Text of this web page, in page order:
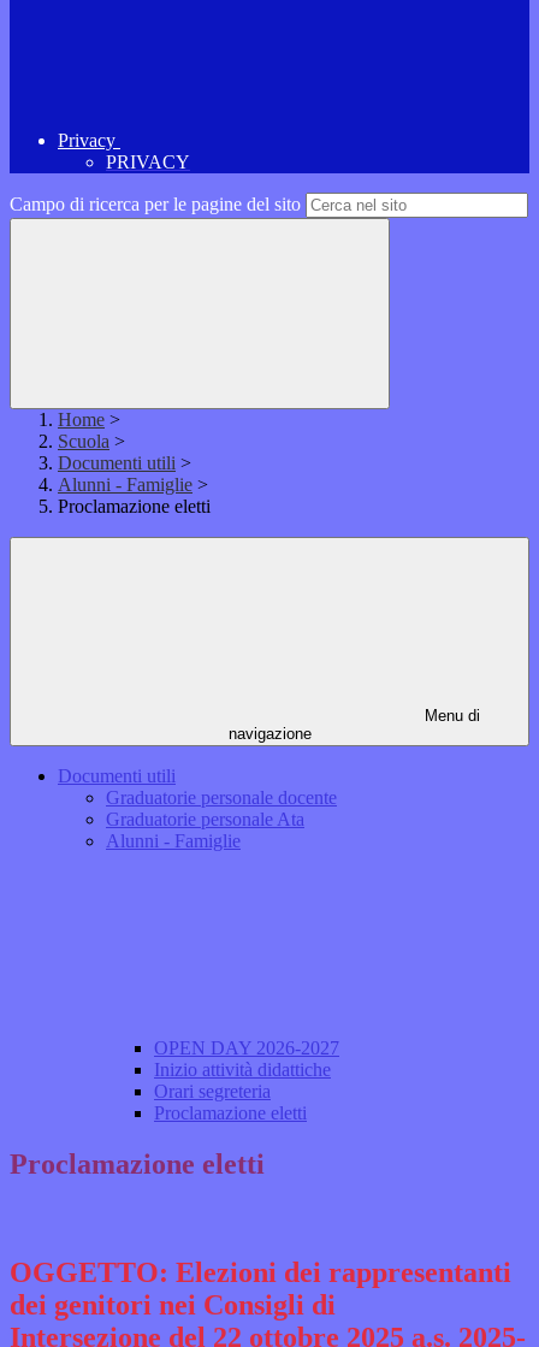
Privacy
PRIVACY
Campo di ricerca per le pagine del sito
Home >
Scuola >
Documenti utili >
Alunni - Famiglie >
Proclamazione eletti
Menu di
navigazione
Documenti utili
Graduatorie personale docente
Graduatorie personale Ata
Alunni - Famiglie
OPEN DAY 2026-2027
Inizio attività didattiche
Orari segreteria
Proclamazione eletti
Proclamazione eletti
OGGETTO: Elezioni dei rappresentanti
dei genitori nei Consigli di
Intersezione del 22 ottobre 2025 a.s. 2025-